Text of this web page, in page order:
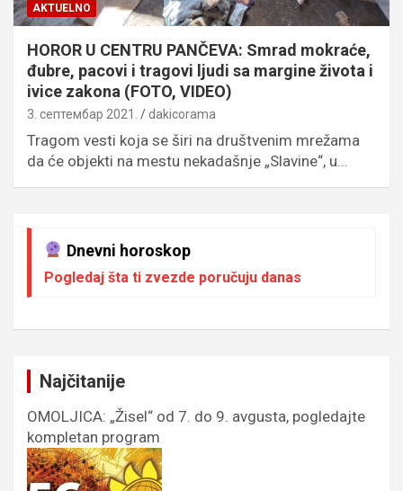
AKTUELNO
HOROR U CENTRU PANČEVA: Smrad mokraće,
đubre, pacovi i tragovi ljudi sa margine života i
ivice zakona (FOTO, VIDEO)
3. септембар 2021. dakicorama
Tragom vesti koja se širi na društvenim mrežama
da će objekti na mestu nekadašnje „Slavine“, u…
Dnevni horoskop
Pogledaj šta ti zvezde poručuju danas
Najčitanije
OMOLJICA: „Žisel“ od 7. do 9. avgusta, pogledajte
kompletan program